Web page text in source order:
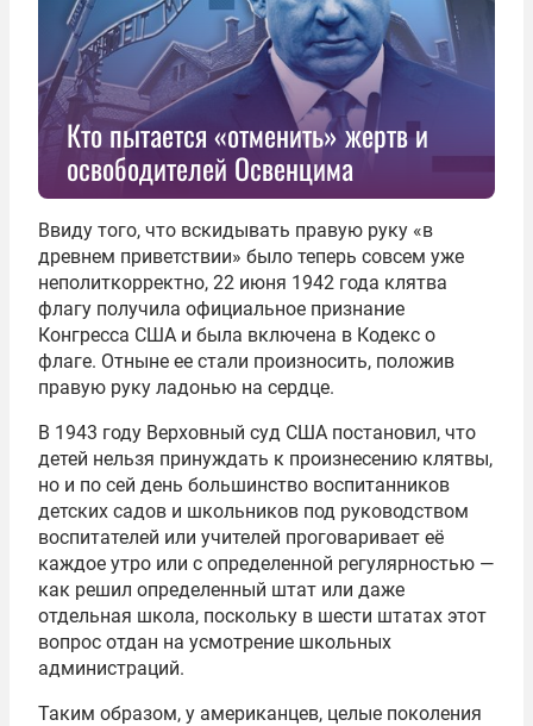
Кто пытается «отменить» жертв и
освободителей Освенцима
Ввиду того, что вскидывать правую руку «в
древнем приветствии» было теперь совсем уже
неполиткорректно, 22 июня 1942 года клятва
флагу получила официальное признание
Конгресса США и была включена в Кодекс о
флаге. Отныне ее стали произносить, положив
правую руку ладонью на сердце.
В 1943 году Верховный суд США постановил, что
детей нельзя принуждать к произнесению клятвы,
но и по сей день большинство воспитанников
детских садов и школьников под руководством
воспитателей или учителей проговаривает её
каждое утро или с определенной регулярностью —
как решил определенный штат или даже
отдельная школа, поскольку в шести штатах этот
вопрос отдан на усмотрение школьных
администраций.
Таким образом, у американцев, целые поколения